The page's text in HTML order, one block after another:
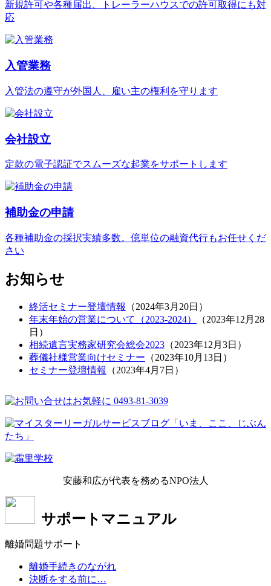
新規許可や各種届出、トレーラーハウスでの許可取得にも対
応
入管業務
入管法の遵守が外国人、雇い主の権利を守ります
会社設立
定款の電子認証でスムーズな起業をサポートします
補助金の申請
各種補助金の採択実績多数。億単位の融資代行もお任せくだ
さい
お知らせ
終活セミナー登壇情報 （2024年3月20日 ）
年末年始の営業について（2023-2024）
（2023年12月28
日 ）
相続遺言実務家研究会総会2023 （2023年12月3日 ）
葬儀社様営業向けセミナー （2023年10月13日 ）
セミナー登壇情報
（2023年4月7日 ）
安藤和広が代表を務めるNPO法人
サポートマニュアル
離婚問題サポート
離婚手続きのながれ
決断をする前に…